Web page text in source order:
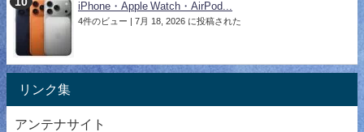
iPhone・Apple Watch・AirPod...
4件のビュー 7月 18, 2026 に投稿された
リンク集
アンテナサイト